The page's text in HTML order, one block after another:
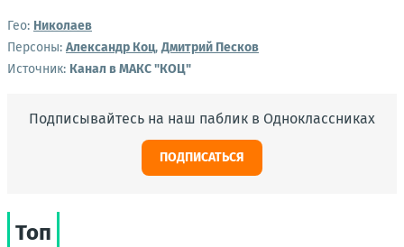
Гео: Николаев
Персоны: Александр Коц,Дмитрий Песков
Источник: Канал в МАКС "КОЦ"
Подписывайтесь на наш паблик в Одноклассниках
ПОДПИСАТЬСЯ
Топ